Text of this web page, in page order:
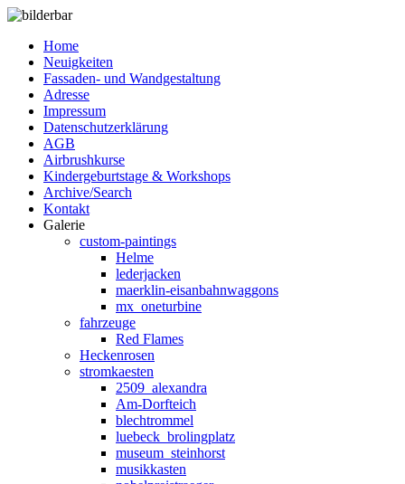
Home
Neuigkeiten
Fassaden- und Wandgestaltung
Adresse
Impressum
Datenschutzerklärung
AGB
Airbrushkurse
Kindergeburtstage & Workshops
Archive/Search
Kontakt
Galerie
custom-paintings
Helme
lederjacken
maerklin-eisanbahnwaggons
mx_oneturbine
fahrzeuge
Red Flames
Heckenrosen
stromkaesten
2509_alexandra
Am-Dorfteich
blechtrommel
luebeck_brolingplatz
museum_steinhorst
musikkasten